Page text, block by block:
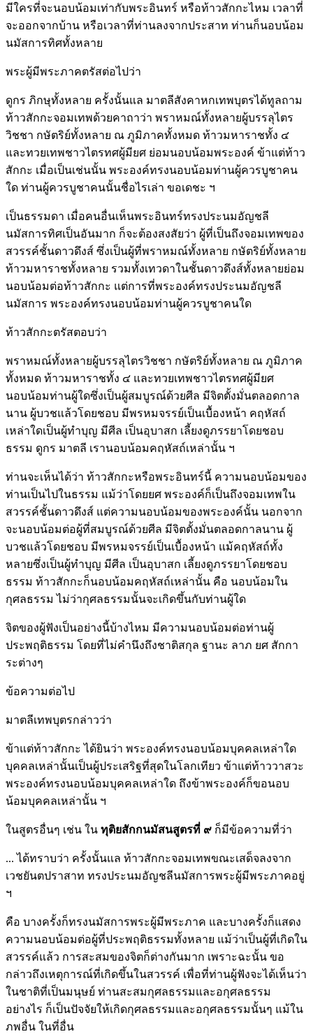
มีใครที่จะนอบน้อมเท่ากับพระอินทร์ หรือท้าวสักกะไหม เวลาที่
จะออกจากบ้าน หรือเวลาที่ท่านลงจากประสาท ท่านก็นอบน้อม
นมัสการทิศทั้งหลาย
พระผู้มีพระภาคตรัสต่อไปว่า
ดูกร ภิกษุทั้งหลาย ครั้งนั้นแล มาตลีสังคาหกเทพบุตรได้ทูลถาม
ท้าวสักกะจอมเทพด้วยคาถาว่า พราหมณ์ทั้งหลายผู้บรรลุไตร
วิชชา กษัตริย์ทั้งหลาย ณ ภูมิภาคทั้งหมด ท้าวมหาราชทั้ง ๔
และทวยเทพชาวไตรทศผู้มียศ ย่อมนอบน้อมพระองค์ ข้าแต่ท้าว
สักกะ เมื่อเป็นเช่นนั้น พระองค์ทรงนอบน้อมท่านผู้ควรบูชาคน
ใด ท่านผู้ควรบูชาคนนั้นชื่อไรเล่า ขอเดชะ ฯ
เป็นธรรมดา เมื่อคนอื่นเห็นพระอินทร์ทรงประนมอัญชลี
นมัสการทิศเป็นอันมาก ก็จะต้องสงสัยว่า ผู้ที่เป็นถึงจอมเทพของ
สวรรค์ชั้นดาวดึงส์ ซึ่งเป็นผู้ที่พราหมณ์ทั้งหลาย กษัตริย์ทั้งหลาย
ท้าวมหาราชทั้งหลาย รวมทั้งเทวดาในชั้นดาวดึงส์ทั้งหลายย่อม
นอบน้อมต่อท้าวสักกะ แต่การที่พระองค์ทรงประนมอัญชลี
นมัสการ พระองค์ทรงนอบน้อมท่านผู้ควรบูชาคนใด
ท้าวสักกะตรัสตอบว่า
พราหมณ์ทั้งหลายผู้บรรลุไตรวิชชา กษัตริย์ทั้งหลาย ณ ภูมิภาค
ทั้งหมด ท้าวมหาราชทั้ง ๔ และทวยเทพชาวไตรทศผู้มียศ
นอบน้อมท่านผู้ใดซึ่งเป็นผู้สมบูรณ์ด้วยศีล มีจิตตั้งมั่นตลอดกาล
นาน ผู้บวชแล้วโดยชอบ มีพรหมจรรย์เป็นเบื้องหน้า คฤหัสถ์
เหล่าใดเป็นผู้ทำบุญ มีศีล เป็นอุบาสก เลี้ยงดูภรรยาโดยชอบ
ธรรม ดูกร มาตลี เรานอบน้อมคฤหัสถ์เหล่านั้น ฯ
ท่านจะเห็นได้ว่า ท้าวสักกะหรือพระอินทร์นี้ ความนอบน้อมของ
ท่านเป็นไปในธรรม แม้ว่าโดยยศ พระองค์ก็เป็นถึงจอมเทพใน
สวรรค์ชั้นดาวดึงส์ แต่ความนอบน้อมของพระองค์นั้น นอกจาก
จะนอบน้อมต่อผู้ที่สมบูรณ์ด้วยศีล มีจิตตั้งมั่นตลอดกาลนาน ผู้
บวชแล้วโดยชอบ มีพรหมจรรย์เป็นเบื้องหน้า แม้คฤหัสถ์ทั้ง
หลายซึ่งเป็นผู้ทำบุญ มีศีล เป็นอุบาสก เลี้ยงดูภรรยาโดยชอบ
ธรรม ท้าวสักกะก็นอบน้อมคฤหัสถ์เหล่านั้น คือ นอบน้อมใน
กุศลธรรม ไม่ว่ากุศลธรรมนั้นจะเกิดขึ้นกับท่านผู้ใด
จิตของผู้ฟังเป็นอย่างนี้บ้างไหม มีความนอบน้อมต่อท่านผู้
ประพฤติธรรม โดยที่ไม่คำนึงถึงชาติสกุล ฐานะ ลาภ ยศ สักกา
ระต่างๆ
ข้อความต่อไป
มาตลีเทพบุตรกล่าวว่า
ข้าแต่ท้าวสักกะ ได้ยินว่า พระองค์ทรงนอบน้อมบุคคลเหล่าใด
บุคคลเหล่านั้นเป็นผู้ประเสริฐที่สุดในโลกเทียว ข้าแต่ท้าววาสวะ
พระองค์ทรงนอบน้อมบุคคลเหล่าใด ถึงข้าพระองค์ก็ขอนอบ
น้อมบุคคลเหล่านั้น ฯ
ในสูตรอื่นๆ เช่น ใน ทุติยสักกนมัสนสูตรที่ ๙ ก็มีข้อความที่ว่า
... ได้ทราบว่า ครั้งนั้นแล ท้าวสักกะจอมเทพขณะเสด็จลงจาก
เวชยันตปราสาท ทรงประนมอัญชลีนมัสการพระผู้มีพระภาคอยู่
ฯ
คือ บางครั้งก็ทรงนมัสการพระผู้มีพระภาค และบางครั้งก็แสดง
ความนอบน้อมต่อผู้ที่ประพฤติธรรมทั้งหลาย แม้ว่าเป็นผู้ที่เกิดใน
สวรรค์แล้ว การสะสมของจิตก็ต่างกันมาก เพราะฉะนั้น ขอ
กล่าวถึงเหตุการณ์ที่เกิดขึ้นในสวรรค์ เพื่อที่ท่านผู้ฟังจะได้เห็นว่า
ในชาติที่เป็นมนุษย์ ท่านสะสมกุศลธรรมและอกุศลธรรม
อย่างไร ก็เป็นปัจจัยให้เกิดกุศลธรรมและอกุศลธรรมนั้นๆ แม้ใน
ภพอื่น ในที่อื่น